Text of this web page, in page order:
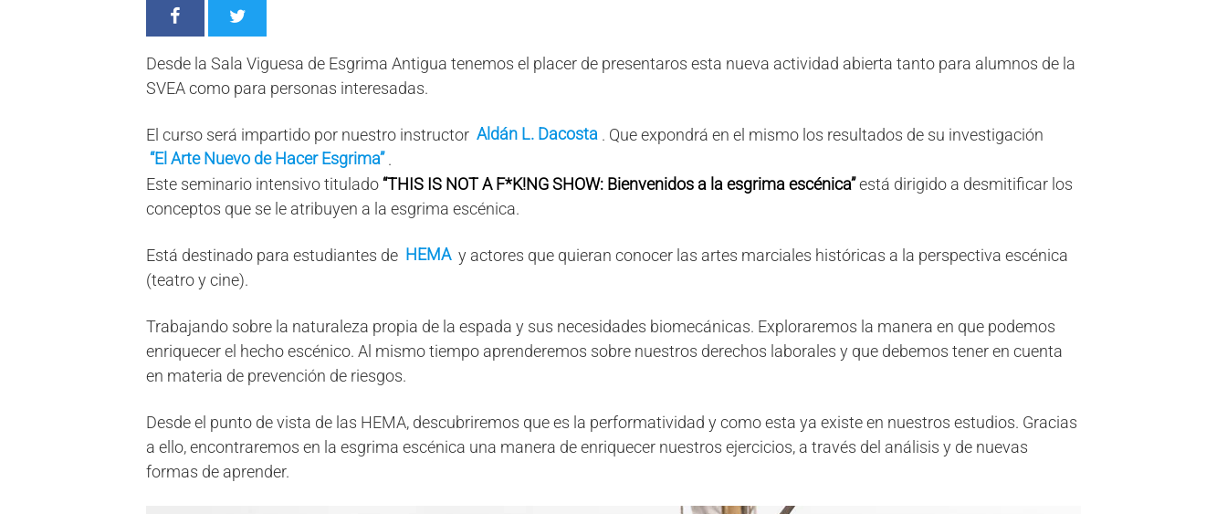
Desde la Sala Viguesa de Esgrima Antigua tenemos el placer de presentaros esta nueva actividad abierta tanto para alumnos de la
SVEA como para personas interesadas.
El curso será impartido por nuestro instructor Aldán L. Dacosta . Que expondrá en el mismo los resultados de su investigación
“El Arte Nuevo de Hacer Esgrima” .
Este seminario intensivo titulado“THIS IS NOT A F*K!NG SHOW: Bienvenidos a la esgrima escénica”está dirigido a desmitificar los
conceptos que se le atribuyen a la esgrima escénica.
Está destinado para estudiantes de HEMA y actores que quieran conocer las artes marciales históricas a la perspectiva escénica
(teatro y cine).
Trabajando sobre la naturaleza propia de la espada y sus necesidades biomecánicas. Exploraremos la manera en que podemos
enriquecer el hecho escénico. Al mismo tiempo aprenderemos sobre nuestros derechos laborales y que debemos tener en cuenta
en materia de prevención de riesgos.
Desde el punto de vista de las HEMA, descubriremos que es la performatividad y como esta ya existe en nuestros estudios. Gracias
a ello, encontraremos en la esgrima escénica una manera de enriquecer nuestros ejercicios, a través del análisis y de nuevas
formas de aprender.